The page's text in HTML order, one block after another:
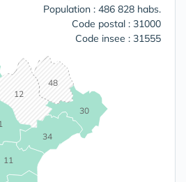
Population : 486 828 habs.
Code postal : 31000
Code insee : 31555
11
12
30
34
48